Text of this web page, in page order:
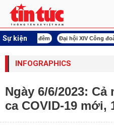
Sự kiện
ngày đêm Đại hội XIV Công đoàn Việt
INFOGRAPHICS
Ngày 6/6/2023:
ca COVID-19 mới,